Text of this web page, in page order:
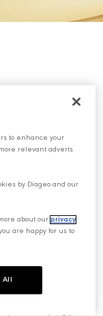
to enhance your
relevant adverts
by Diageo and our
about ourprivacy
are happy for us to
All